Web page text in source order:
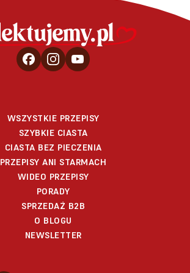
WSZYSTKIE PRZEPISY
SZYBKIE CIASTA
CIASTA BEZ PIECZENIA
PRZEPISY ANI STARMACH
WIDEO PRZEPISY
PORADY
SPRZEDAŻ B2B
O BLOGU
NEWSLETTER